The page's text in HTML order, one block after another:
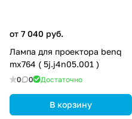
от 7 040 руб.
Лампа для проектора benq
mx764 ( 5j.j4n05.001 )
0 0 Достаточно
В корзину